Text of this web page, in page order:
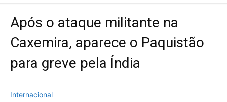
Após o ataque militante na
Caxemira, aparece o Paquistão
para greve pela Índia
Internacional